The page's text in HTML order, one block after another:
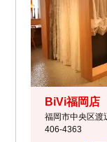
BiVi福岡店
福岡市中央区渡
406-4363